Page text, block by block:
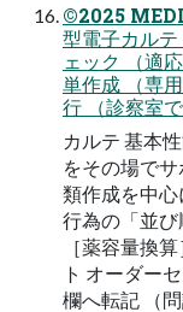
©2025
型電⼦カル
ェック （適
単作成 （専
⾏ （診察室
カルテ 基本
をその場で
類作成を中
⾏為の「並
［薬容量換
ト オーダー
欄へ転記 （